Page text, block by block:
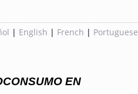
| English | French | Portuguese
EN